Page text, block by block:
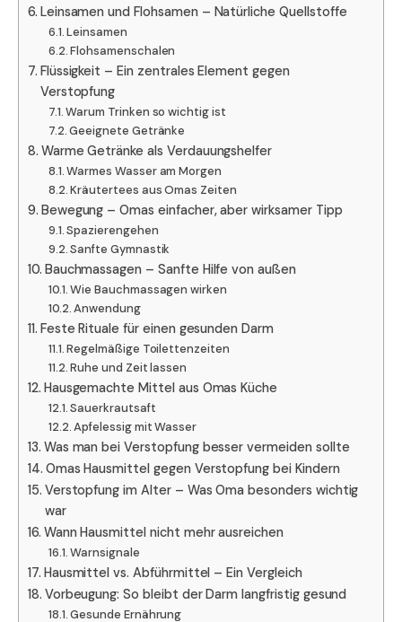
Leinsamen und Flohsamen – Natürliche Quellstoffe
Leinsamen
Flohsamenschalen
Flüssigkeit – Ein zentrales Element gegen
Verstopfung
Warum Trinken so wichtig ist
Geeignete Getränke
Warme Getränke als Verdauungshelfer
Warmes Wasser am Morgen
Kräutertees aus Omas Zeiten
Bewegung – Omas einfacher, aber wirksamer Tipp
Spazierengehen
Sanfte Gymnastik
Bauchmassagen – Sanfte Hilfe von außen
Wie Bauchmassagen wirken
Anwendung
Feste Rituale für einen gesunden Darm
Regelmäßige Toilettenzeiten
Ruhe und Zeit lassen
Hausgemachte Mittel aus Omas Küche
Sauerkrautsaft
Apfelessig mit Wasser
Was man bei Verstopfung besser vermeiden sollte
Omas Hausmittel gegen Verstopfung bei Kindern
Verstopfung im Alter – Was Oma besonders wichtig
war
Wann Hausmittel nicht mehr ausreichen
Warnsignale
Hausmittel vs. Abführmittel – Ein Vergleich
Vorbeugung: So bleibt der Darm langfristig gesund
Gesunde Ernährung